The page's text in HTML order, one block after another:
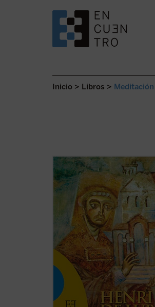
SALTAR AL CONTENIDO.
Inicio > Libros >